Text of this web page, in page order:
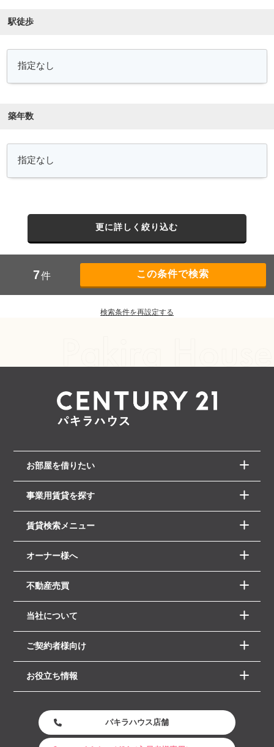
駅徒歩
築年数
更に詳しく絞り込む
7件
検索条件を再設定する
お部屋を借りたい
事業用賃貸を探す
賃貸検索メニュー
オーナー様へ
不動産売買
当社について
ご契約者様向け
お役立ち情報
パキラハウス店舗